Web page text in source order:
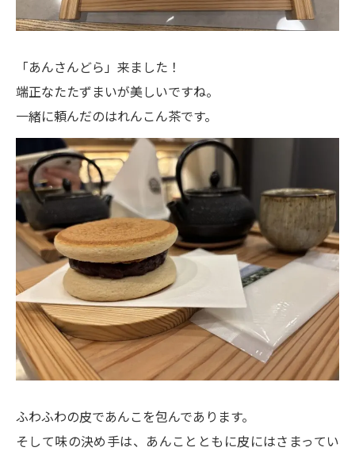
「あんさんどら」来ました！
端正なたたずまいが美しいですね。
一緒に頼んだのはれんこん茶です。
ふわふわの皮であんこを包んであります。
そして味の決め手は、あんことともに皮にはさまってい